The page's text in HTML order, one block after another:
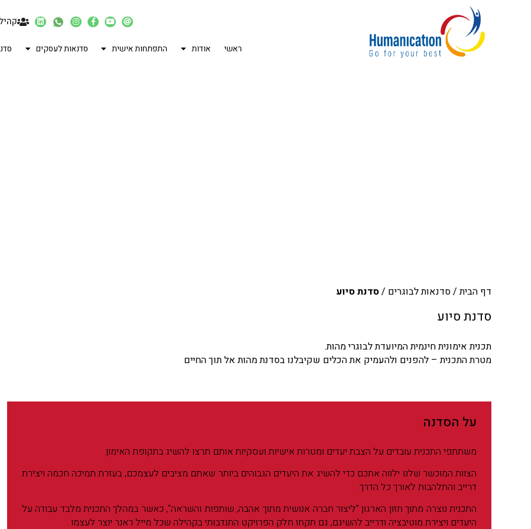
ראשי אודות התפתחות אישית סדנאות לעסקים
דף הבית/סדנאות לבוגרים /סדנת סיוע
סדנת סיוע
תכנית אימונית חינמית המיועדת לבוגרי מהות.
מטרת התכנית – להפנים ולהעמיק את הכלים שקיבלנו בסדנת מהות אל תוך החיים
על הסדנה
משתתפי התכנית עובדים על הצבת יעדים ומטרות אישיות ועסקיות אותם תרצו להשיג בתקופת האימון.
הצוות המוכשר שלנו ילווה אתכם כדי להשיג את היעדים הגבוהים ביותר שאתם מציבים לעצמכם, בעזרת תמיכה חכמה ויצירת
דרייב והתלהבות לאורך כל הדרך.
התכנית נוצרה מתוך חזון הארגון "ליצור חברה אנושית מתוך אהבה, שותפות והשראה", כאשר במהלך התכנית מלבד עבודה על
היעדים ויצירת מוטיבציה ודרייב להשיגם, גם תקחו חלק הפרויקט התנדבותי בקהילה שכל מייל ראנר יוצר לעצמו .